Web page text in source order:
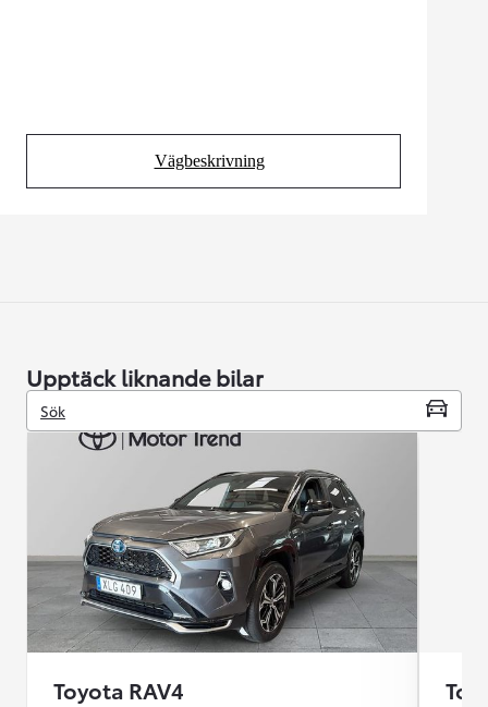
Vägbeskrivning
(Opens in new tab)
Upptäck liknande bilar
Sök
Toyota RAV4